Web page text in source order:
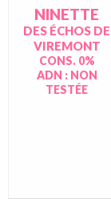
NINETTE
DES ÉCHOS DE
VIREMONT
CONS. 0%
ADN : NON
TESTÉE